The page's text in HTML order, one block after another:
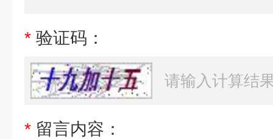
* 验证码：
* 留言内容：